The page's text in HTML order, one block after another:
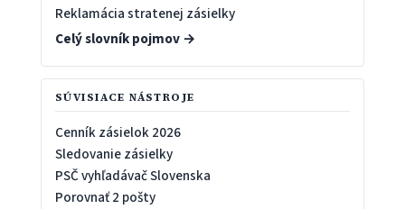
Reklamácia stratenej zásielky
Celý slovník pojmov →
SÚVISIACE NÁSTROJE
Cenník zásielok 2026
Sledovanie zásielky
PSČ vyhľadávač Slovenska
Porovnať 2 pošty